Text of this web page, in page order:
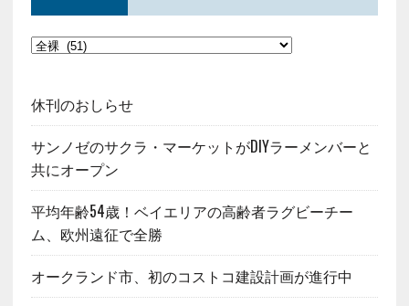
休刊のおしらせ
サンノゼのサクラ・マーケットがDIYラーメンバーと
共にオープン
平均年齢54歳！ベイエリアの高齢者ラグビーチー
ム、欧州遠征で全勝
オークランド市、初のコストコ建設計画が進行中